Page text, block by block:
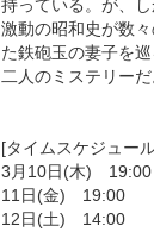
持っている。が、し
激動の昭和史が数
た鉄砲玉の妻子を
二人のミステリーだ
[タイムスケジュー
3月10日(木) 19:00
11日(金) 19:00
12日(土) 14:00